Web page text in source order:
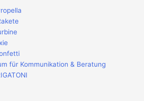
für Kommunikation & Beratung